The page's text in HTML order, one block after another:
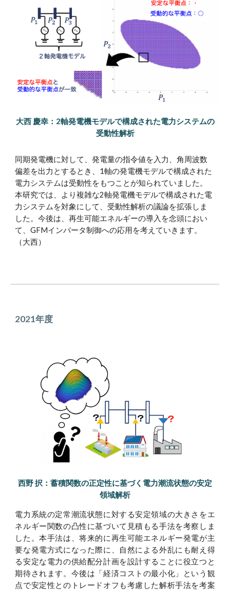
大西 慶幸：2軸発電機モデルで構成された電力システムの
受動性解析
同期発電機に対して、発電量の指令値を入力、角周波数
偏差を出力とするとき、1軸の発電機モデルで構成された
電力システムは受動性をもつことが知られていました。
本研究では、より複雑な2軸発電機モデルで構成された電
力システムを対象にして、受動性解析の議論を拡張しま
した。今後は、再生可能エネルギーの導入を念頭におい
て、GFMインバータ制御への応用を考えていきます。
（大西）
2021年度
西野 択：蓄積関数の正定性に基づく電力潮流状態の安定
領域解析
電力系統の定常潮流状態に対する安定領域の大きさをエ
ネルギー関数の凸性に基づいて見積もる手法を考察しま
した。本手法は、将来的に再生可能エネルギー発電が主
要な発電方式になった際に、自然による外乱にも耐え得
る安定な電力の供給配分計画を設計することに役立つと
期待されます。今後は「経済コストの最小化」という観
点で安定性とのトレードオフも考慮した解析手法を考案